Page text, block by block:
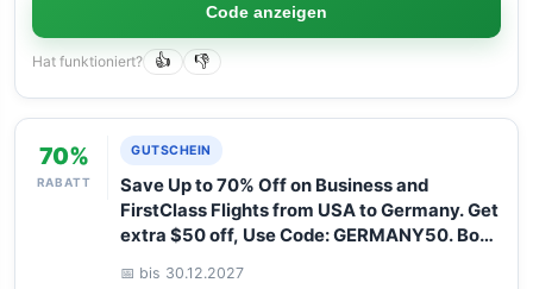
Code anzeigen
Hat funktioniert? 👍 👎
70%
RABATT
GUTSCHEIN
Save Up to 70% Off on Business and
FirstClass Flights from USA to Germany. Get
extra $50 off, Use Code: GERMANY50. Book
📅 bis 30.12.2027